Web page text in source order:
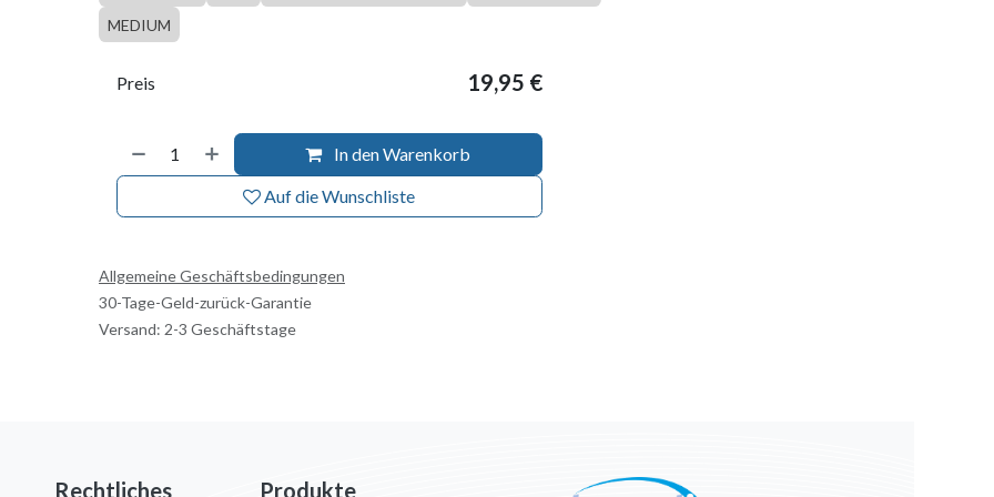
MEDIUM
In den Warenkorb
Auf die Wunschliste
Preis 19,95 €
Allgemeine Geschäftsbedingungen
30-Tage-Geld-zurück-Garantie
Versand: 2-3 Geschäftstage
Rechtliches Produkte